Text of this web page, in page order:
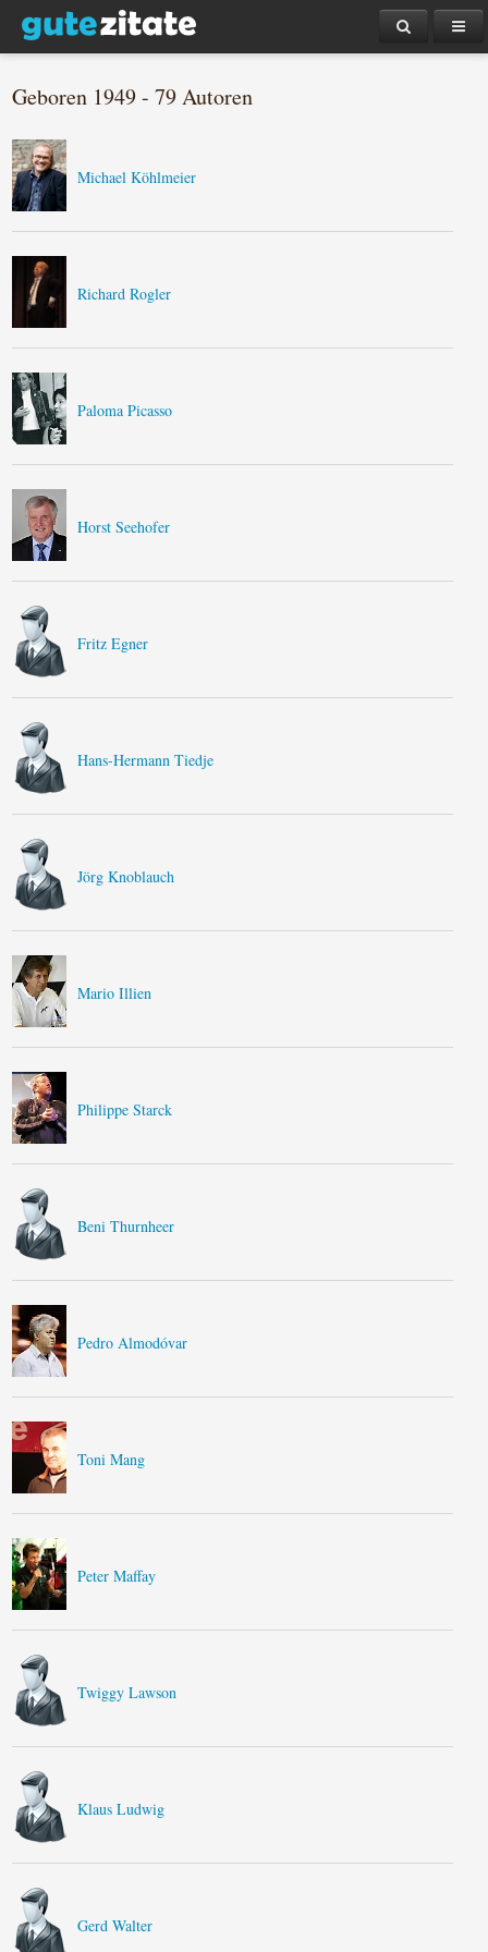
Geboren 1949 - 79 Autoren
Michael Köhlmeier
Richard Rogler
Paloma Picasso
Horst Seehofer
Fritz Egner
Hans-Hermann Tiedje
Jörg Knoblauch
Mario Illien
Philippe Starck
Beni Thurnheer
Pedro Almodóvar
Toni Mang
Peter Maffay
Twiggy Lawson
Klaus Ludwig
Gerd Walter